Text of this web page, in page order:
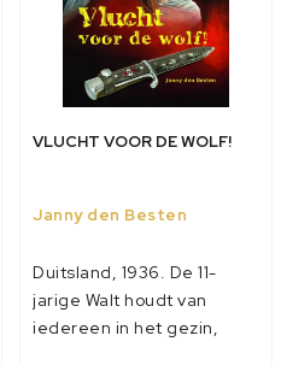
VLUCHT VOOR DE WOLF!
Janny den Besten
Duitsland, 1936. De 11-
jarige Walt houdt van
iedereen in het gezin,